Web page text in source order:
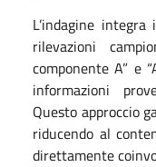
L’indagine
rilevazioni
componente A” e
informazioni
Questo approccio
riducendo al
direttamente